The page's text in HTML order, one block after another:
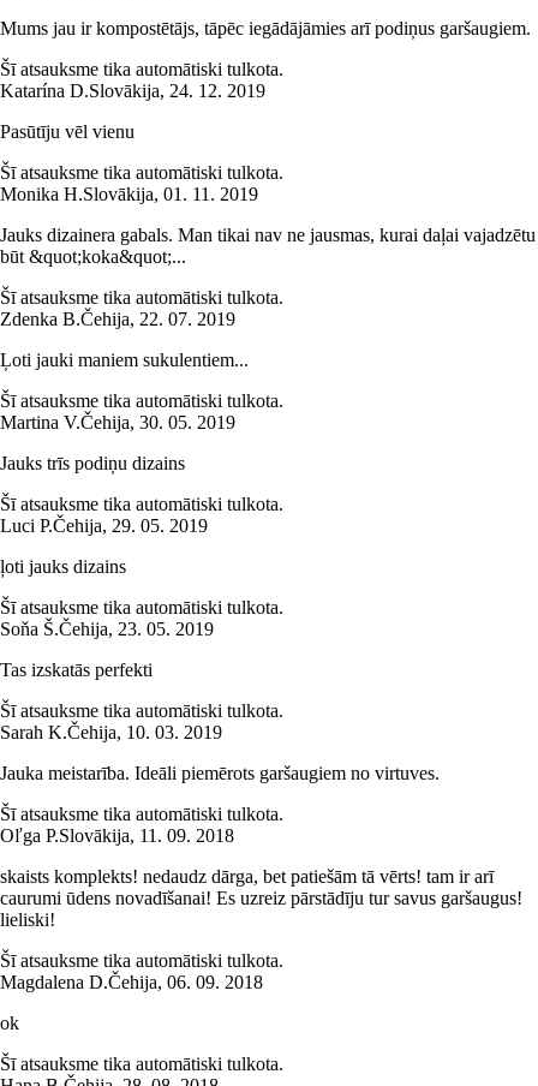
Mums jau ir kompostētājs, tāpēc iegādājāmies arī podiņus garšaugiem.
Šī atsauksme tika automātiski tulkota.
Katarína D.Slovākija, 24. 12. 2019
Pasūtīju vēl vienu
Šī atsauksme tika automātiski tulkota.
Monika H.Slovākija, 01. 11. 2019
Jauks dizainera gabals. Man tikai nav ne jausmas, kurai daļai vajadzētu
būt &quot;koka&quot;...
Šī atsauksme tika automātiski tulkota.
Zdenka B.Čehija, 22. 07. 2019
Ļoti jauki maniem sukulentiem...
Šī atsauksme tika automātiski tulkota.
Martina V.Čehija, 30. 05. 2019
Jauks trīs podiņu dizains
Šī atsauksme tika automātiski tulkota.
Luci P.Čehija, 29. 05. 2019
ļoti jauks dizains
Šī atsauksme tika automātiski tulkota.
Soňa Š.Čehija, 23. 05. 2019
Tas izskatās perfekti
Šī atsauksme tika automātiski tulkota.
Sarah K.Čehija, 10. 03. 2019
Jauka meistarība. Ideāli piemērots garšaugiem no virtuves.
Šī atsauksme tika automātiski tulkota.
Oľga P.Slovākija, 11. 09. 2018
skaists komplekts! nedaudz dārga, bet patiešām tā vērts! tam ir arī
caurumi ūdens novadīšanai! Es uzreiz pārstādīju tur savus garšaugus!
lieliski!
Šī atsauksme tika automātiski tulkota.
Magdalena D.Čehija, 06. 09. 2018
ok
Šī atsauksme tika automātiski tulkota.